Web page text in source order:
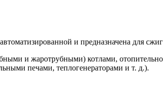
и предназначена для
и жаротрубными) котлами,
печами, теплогенераторами и т. д.).